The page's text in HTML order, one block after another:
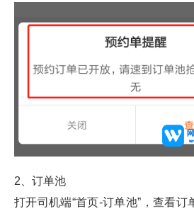
2、订单池
打开司机端“首页-订单池”，查看订